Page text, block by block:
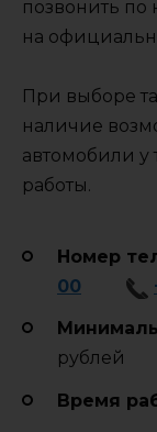
позвонить по
на
При выборе
наличие
автомобили у
работы.
Номер
00
рублей
Время